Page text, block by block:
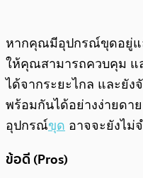
หากคุณมีอุปกรณ์ขุดอยู่แ
ให้คุณสามารถควบคุม แ
ได้จากระยะไกล และยัง
พร้อมกันได้อย่างง่ายดา
อุปกรณ์ขุด อาจจะยังไม่
ข้อดี (Pros)